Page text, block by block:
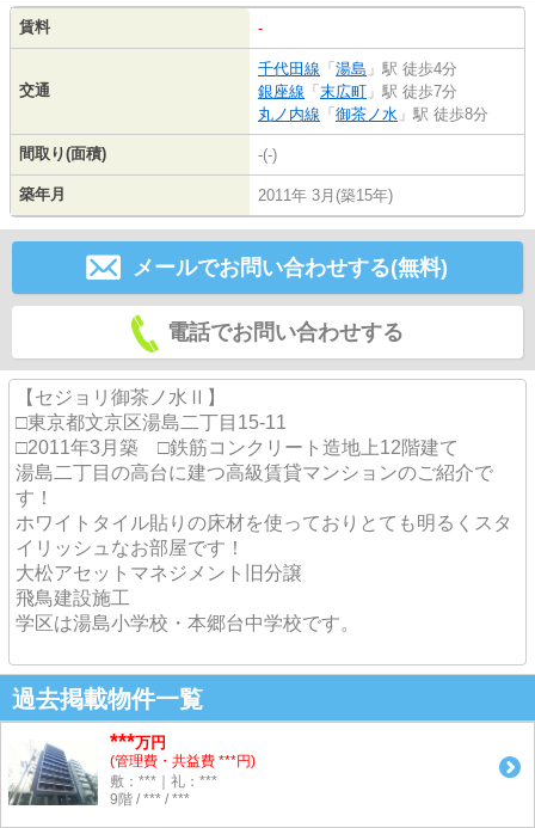
賃料 -
交通
千代田線 「 湯島 」駅 徒歩4分
銀座線 「 末広町 」駅 徒歩7分
丸ノ内線 「 御茶ノ水 」駅 徒歩8分
間取り(面積) -(-)
築年月 2011年 3月(築15年)
メールでお問い合わせする(無料)
電話でお問い合わせする
【セジョリ御茶ノ水Ⅱ】
□東京都文京区湯島二丁目15-11
□2011年3月築 □鉄筋コンクリート造地上12階建て
湯島二丁目の高台に建つ高級賃貸マンションのご紹介で
す！
ホワイトタイル貼りの床材を使っておりとても明るくスタ
イリッシュなお部屋です！
大松アセットマネジメント旧分譲
飛鳥建設施工
学区は湯島小学校・本郷台中学校です。
過去掲載物件一覧
***万円
(管理費・共益費 ***円)
敷：***｜礼：***
9階 / *** / ***